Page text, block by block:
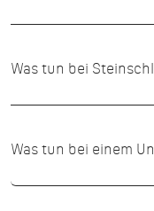
Was tun bei
Was tun bei einem